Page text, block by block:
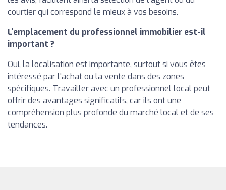
courtier qui correspond le mieux à vos besoins.
L'emplacement du professionnel immobilier est-il
important ?
Oui, la localisation est importante, surtout si vous êtes
intéressé par l'achat ou la vente dans des zones
spécifiques. Travailler avec un professionnel local peut
offrir des avantages significatifs, car ils ont une
compréhension plus profonde du marché local et de ses
tendances.